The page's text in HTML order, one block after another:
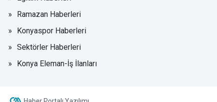
Ramazan Haberleri
Konyaspor Haberleri
Sektörler Haberleri
Konya Eleman-İş İlanları